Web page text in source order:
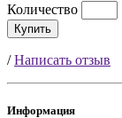
Количество
Купить
/Написать отзыв
Информация